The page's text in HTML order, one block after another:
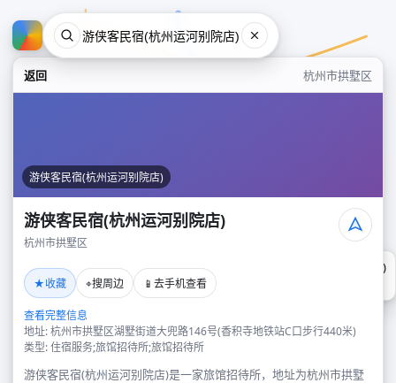
返回 杭州市拱墅区
游侠客民宿(杭州运河别院店)
游侠客民宿(杭州运河别院店)
杭州市拱墅区
★收藏 ⌖搜周边 📱 去手机查看
查看完整信息
地址: 杭州市拱墅区湖墅街道大兜路146号(香积寺地铁站C口步行440米)
类型: 住宿服务;旅馆招待所;旅馆招待所
游侠客民宿(杭州运河别院店)是一家旅馆招待所，地址为杭州市拱墅
游侠客民宿(杭州运河别院店)